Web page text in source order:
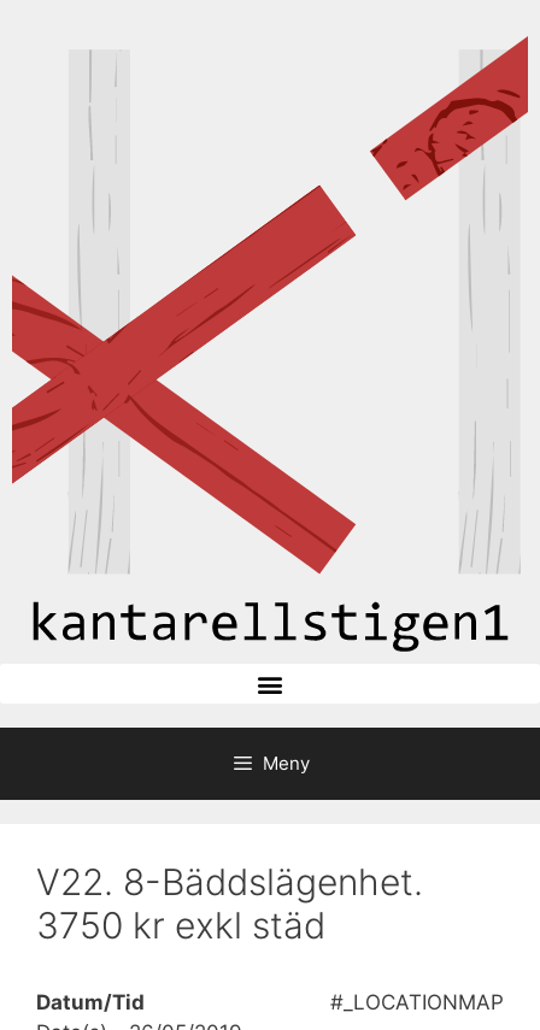
Meny
V22. 8-Bäddslägenhet.
3750 kr exkl städ
#_LOCATIONMAP
Datum/Tid